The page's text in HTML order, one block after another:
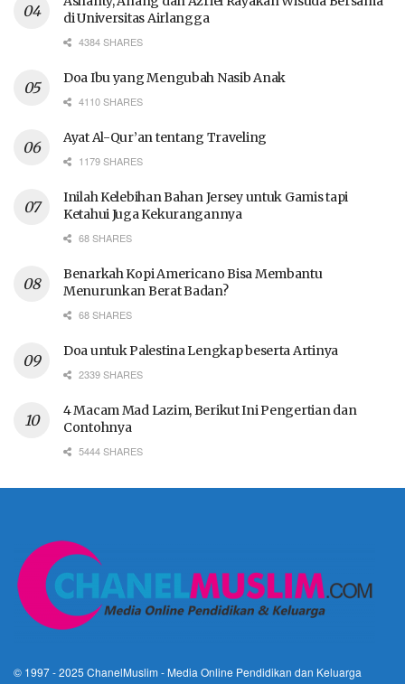
di Universitas Airlangga
4384 SHARES
Doa Ibu yang Mengubah Nasib Anak
4110 SHARES
Ayat Al-Qur’an tentang Traveling
1179 SHARES
Inilah Kelebihan Bahan Jersey untuk Gamis tapi
Ketahui Juga Kekurangannya
68 SHARES
Benarkah Kopi Americano Bisa Membantu
Menurunkan Berat Badan?
68 SHARES
Doa untuk Palestina Lengkap beserta Artinya
2339 SHARES
4 Macam Mad Lazim, Berikut Ini Pengertian dan
Contohnya
5444 SHARES
© 1997 - 2025 ChanelMuslim - Media Online Pendidikan dan Keluarga